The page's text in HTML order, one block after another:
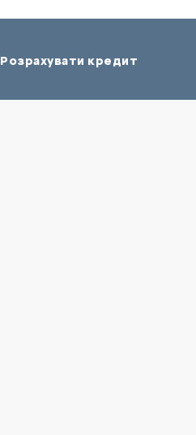
Розрахувати кредит